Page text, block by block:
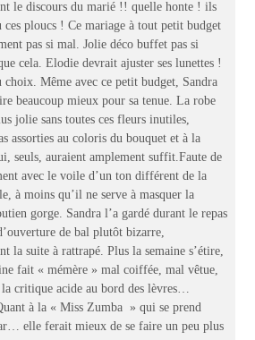
le discours du marié !! quelle honte ! ils
ces ploucs ! Ce mariage à tout petit budget
pas si mal. Jolie déco buffet pas si
cela. Elodie devrait ajuster ses lunettes !
Même avec ce petit budget, Sandra
beaucoup mieux pour sa tenue. La robe
jolie sans toutes ces fleurs inutiles,
assorties au coloris du bouquet et à la
seuls, auraient amplement suffit.Faute de
avec le voile d’un ton différent de la
à moins qu’il ne serve à masquer la
gorge. Sandra l’a gardé durant le repas
de bal plutôt bizarre,
la suite à rattrapé. Plus la semaine s’étire,
fait « mémère » mal coiffée, mal vêtue,
critique acide au bord des lèvres…
à la « Miss Zumba » qui se prend
elle ferait mieux de se faire un peu plus